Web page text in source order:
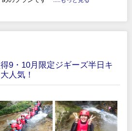
9・10月限定ジギーズ半日キ
人気！